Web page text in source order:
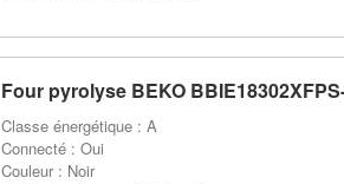
Four pyrolyse BEKO
Classe énergétique : A
Connecté : Oui
Couleur : Noir